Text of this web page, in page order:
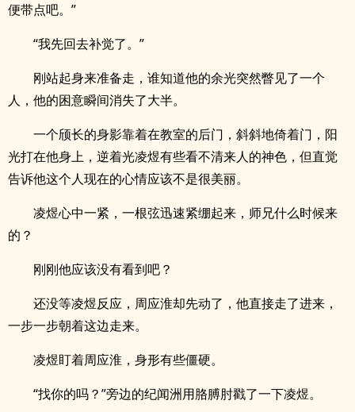
便带点吧。”
“我先回去补觉了。”
刚站起身来准备走，谁知道他的余光突然瞥见了一个
人，他的困意瞬间消失了大半。
一个颀长的身影靠着在教室的后门，斜斜地倚着门，阳
光打在他身上，逆着光凌煜有些看不清来人的神色，但直觉
告诉他这个人现在的心情应该不是很美丽。
凌煜心中一紧，一根弦迅速紧绷起来，师兄什么时候来
的？
刚刚他应该没有看到吧？
还没等凌煜反应，周应淮却先动了，他直接走了进来，
一步一步朝着这边走来。
凌煜盯着周应淮，身形有些僵硬。
“找你的吗？”旁边的纪闻洲用胳膊肘戳了一下凌煜。